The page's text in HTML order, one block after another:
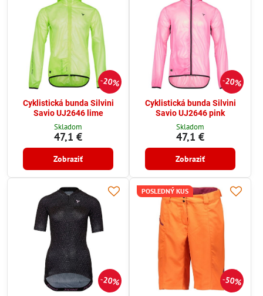
20%
Cyklistická bunda Silvini
Savio UJ2646 lime
Skladom
47,1 €
Zobraziť
20%
Cyklistická bunda Silvini
Savio UJ2646 pink
Skladom
47,1 €
Zobraziť
20% 50%
POSLEDNÝ KUS